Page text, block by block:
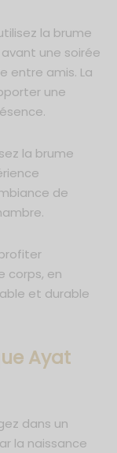
la brume
une soirée
entre amis. La
une
la brume
de
corps, en
et durable
Ayat
dans un
la naissance